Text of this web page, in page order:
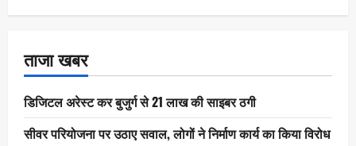
ताजा खबर
डिजिटल अरेस्ट कर बुजुर्ग से 21 लाख की साइबर ठगी
सीवर परियोजना पर उठाए सवाल, लोगों ने निर्माण कार्य का किया विरोध